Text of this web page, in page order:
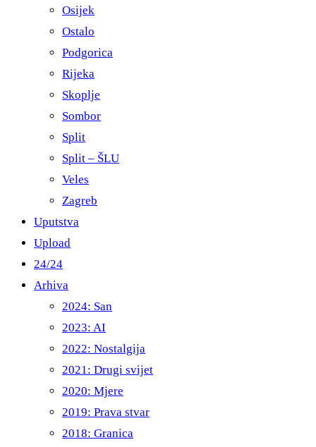
Osijek
Ostalo
Podgorica
Rijeka
Skoplje
Sombor
Split
Split – ŠLU
Veles
Zagreb
Uputstva
Upload
24/24
Arhiva
2024: San
2023: AI
2022: Nostalgija
2021: Drugi svijet
2020: Mjere
2019: Prava stvar
2018: Granica